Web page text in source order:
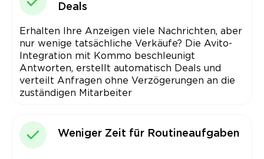
Deals
Erhalten Ihre Anzeigen viele Nachrichten, aber
nur wenige tatsächliche Verkäufe? Die Avito-
Integration mit Kommo beschleunigt
Antworten, erstellt automatisch Deals und
verteilt Anfragen ohne Verzögerungen an die
zuständigen Mitarbeiter
Weniger Zeit für Routineaufgaben